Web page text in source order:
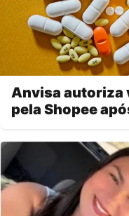
Anvisa autoriza
pela Shopee